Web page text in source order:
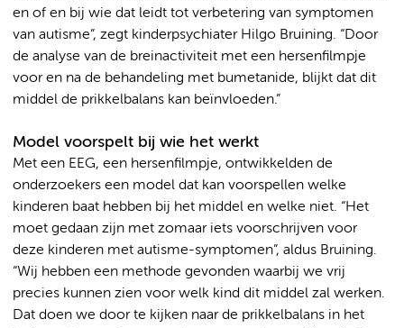
en of en bij wie dat leidt tot verbetering van symptomen
van autisme”, zegt kinderpsychiater Hilgo Bruining. “Door
de analyse van de breinactiviteit met een hersenfilmpje
voor en na de behandeling met bumetanide, blijkt dat dit
middel de prikkelbalans kan beïnvloeden.”
Model voorspelt bij wie het werkt
Met een EEG, een hersenfilmpje, ontwikkelden de
onderzoekers een model dat kan voorspellen welke
kinderen baat hebben bij het middel en welke niet. “Het
moet gedaan zijn met zomaar iets voorschrijven voor
deze kinderen met autisme-symptomen”, aldus Bruining.
“Wij hebben een methode gevonden waarbij we vrij
precies kunnen zien voor welk kind dit middel zal werken.
Dat doen we door te kijken naar de prikkelbalans in het